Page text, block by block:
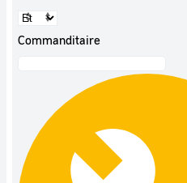
Commanditaire